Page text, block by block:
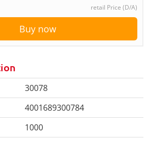
retail Price (D/A)
Buy now
30078
4001689300784
1000